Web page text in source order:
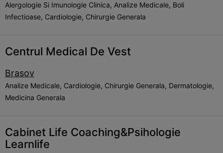
Alergologie Si Imunologie Clinica, Analize Medicale, Boli
Infectioase, Cardiologie, Chirurgie Generala
Centrul Medical De Vest
Brasov
Analize Medicale, Cardiologie, Chirurgie Generala, Dermatologie,
Medicina Generala
Cabinet Life Coaching&Psihologie
Learnlife